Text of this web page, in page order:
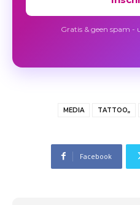
Gratis & geen spam -
MEDIA TATTOO,,
Facebook